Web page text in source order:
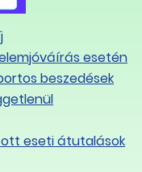
esetén
beszedések
eseti átutalások